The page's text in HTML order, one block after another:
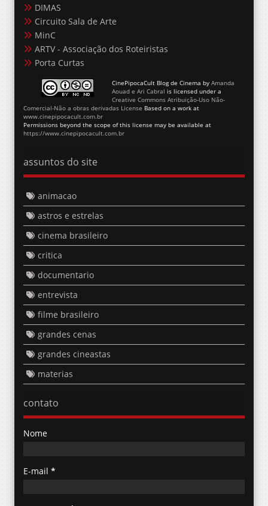
DIMAS
Circuito Sala de Arte
MinC
ARTV - Associação dos Roteiristas
Porta Curtas
CinePipocaCult Blog de Cinema by Amanda
Aouad e Ari Cabral is licensed under a
Creative Commons Atribuição-Uso Não-
Comercial-Não a obras derivadas License Based on a work at
www.cinepipocacult.com.br
Permissions beyond the scope of this license may be available at
https://www.cinepipocacult.com.br
assuntos do site
animacao
astros e estrelas
cinema brasileiro
critica
documentario
entrevista
filme brasileiro
grandes cenas
grandes cineastas
materias
contato
Nome
E-mail *